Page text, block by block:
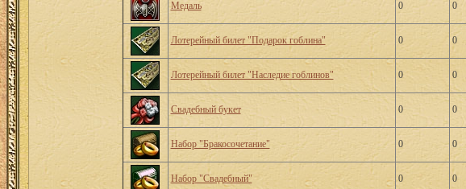
Медаль 0 0
Лотерейный билет "Подарок гоблина" 0 0
Лотерейный билет "Наследие гоблинов" 0 0
Свадебный букет 0 0
Набор "Бракосочетание" 0 0
Набор "Свадебный" 0 0